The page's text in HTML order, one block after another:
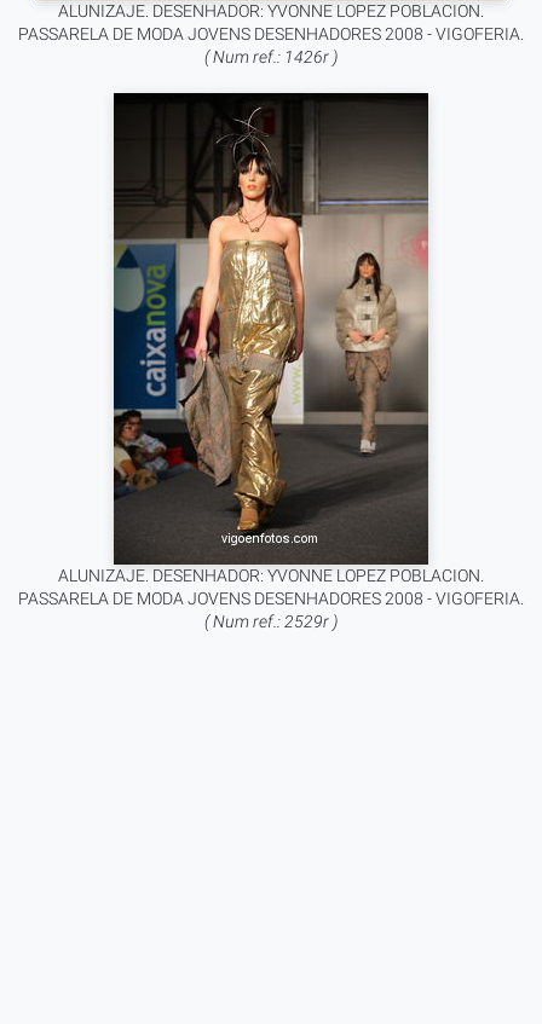
ALUNIZAJE. DESENHADOR: YVONNE LOPEZ POBLACION.
PASSARELA DE MODA JOVENS DESENHADORES 2008 - VIGOFERIA.
( Num ref.: 1426r )
ALUNIZAJE. DESENHADOR: YVONNE LOPEZ POBLACION.
PASSARELA DE MODA JOVENS DESENHADORES 2008 - VIGOFERIA.
( Num ref.: 2529r )